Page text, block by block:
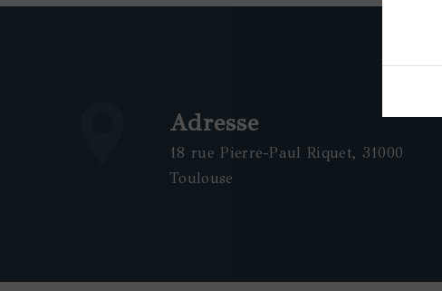
Adresse
18 rue Pierre-Paul Riquet, 31000
Toulouse